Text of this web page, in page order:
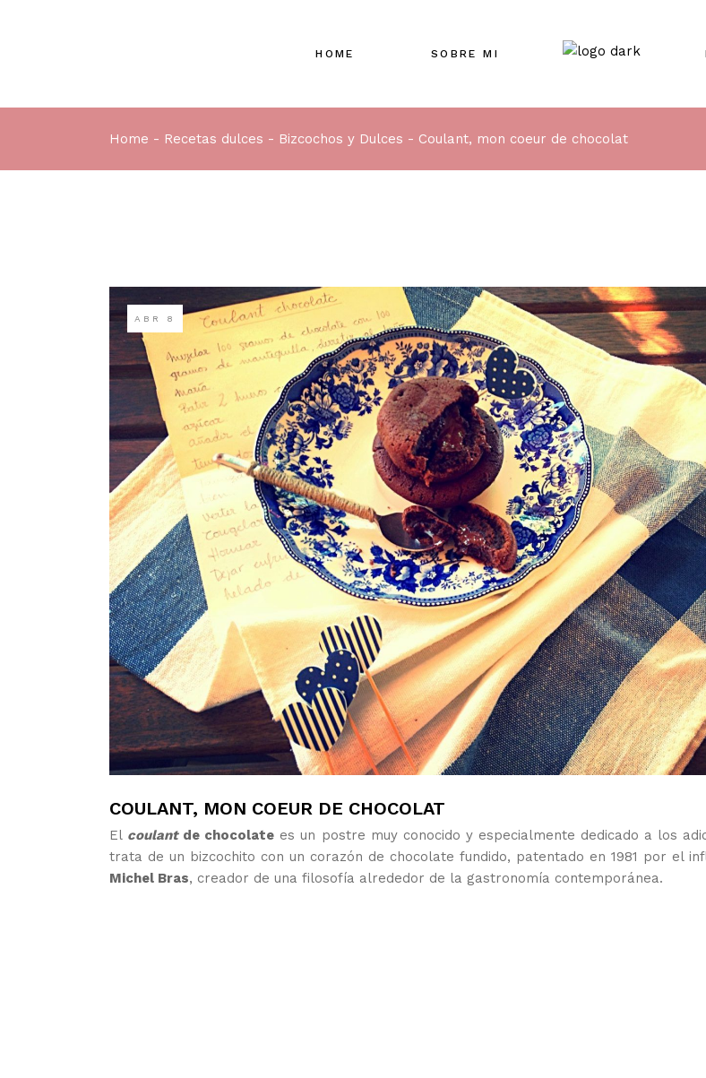
HOME SOBRE MI
Home Recetas dulces Bizcochos y Dulces Coulant, mon coeur de chocolat
ABR 8
COULANT, MON COEUR DE CHOCOLAT
El coulant de chocolate es un postre muy conocido y especialmente dedicado a los
trata de un bizcochito con un corazón de chocolate fundido, patentado en 1981 por el
Michel Bras, creador de una filosofía alrededor de la gastronomía contemporánea.